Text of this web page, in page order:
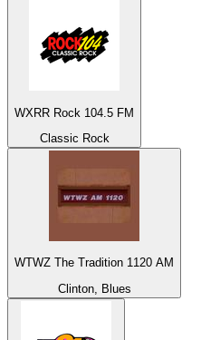
WXRR Rock 104.5 FM
Classic Rock
WTWZ The Tradition 1120 AM
Clinton, Blues